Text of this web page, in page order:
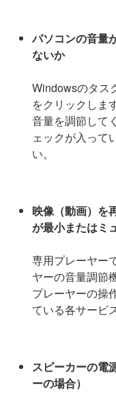
パソコンの音量
ないか
Windowsのタス
をクリックしま
音量を調節して
ェックが入って
い。
映像（動画）を
が最小またはミ
専用プレーヤー
ヤーの音量調節
プレーヤーの操
ている各サービ
スピーカーの電
ーの場合）